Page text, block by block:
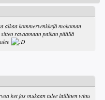
alkaa kommervenkkejä mokoman
ravaamaan paikan päällä
het jos mukaan tulee laillinen winu